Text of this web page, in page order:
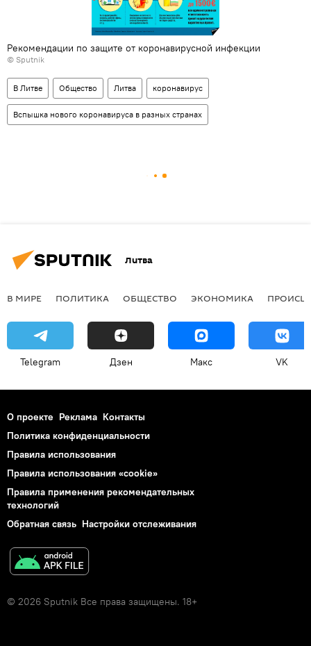
Рекомендации по защите от коронавирусной инфекции
© Sputnik
В Литве Общество Литва коронавирус
Вспышка нового коронавируса в разных странах
Литва
В МИРЕ ПОЛИТИКА ОБЩЕСТВО ЭКОНОМИКА
Telegram Дзен Макс VK
О проекте Реклама Контакты
Политика конфиденциальности
Правила использования
Правила использования «cookie»
Правила применения рекомендательных
технологий
Обратная связь Настройки отслеживания
© 2026 Sputnik Все права защищены. 18+